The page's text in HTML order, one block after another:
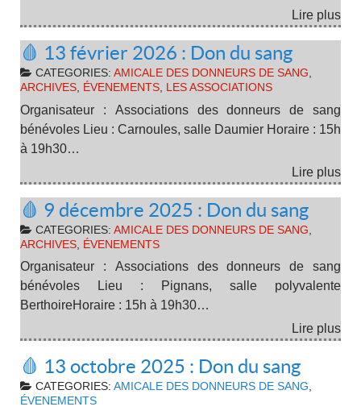
Lire plus
🩸 13 février 2026 : Don du sang
CATEGORIES: AMICALE DES DONNEURS DE SANG
ARCHIVES
ÉVENEMENTS LES ASSOCIATIONS
Organisateur : Associations des donneurs de sang
bénévoles Lieu : Carnoules, salle Daumier Horaire : 15h
à 19h30…
Lire plus
🩸 9 décembre 2025 : Don du sang
CATEGORIES: AMICALE DES DONNEURS DE SANG
ARCHIVES ÉVENEMENTS
Organisateur : Associations des donneurs de sang
bénévoles Lieu : Pignans, salle polyvalente
BerthoireHoraire : 15h à 19h30…
Lire plus
🩸 13 octobre 2025 : Don du sang
CATEGORIES: AMICALE DES DONNEURS DE SANG,
ÉVENEMENTS